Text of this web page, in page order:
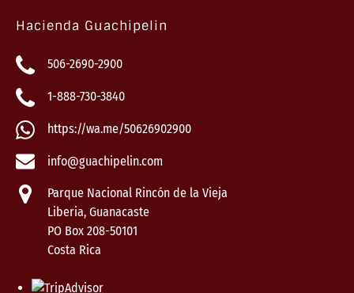
Hacienda Guachipelin
506-2690-2900
1-888-730-3840
https://wa.me/50626902900
info@guachipelin.com
Parque Nacional Rincón de la Vieja
Liberia, Guanacaste
PO Box 208-50101
Costa Rica